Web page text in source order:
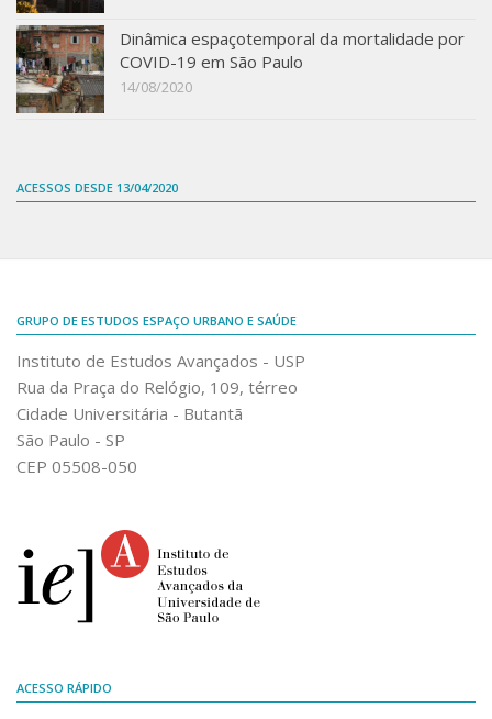
Dinâmica espaçotemporal da mortalidade por
COVID-19 em São Paulo
14/08/2020
ACESSOS DESDE 13/04/2020
GRUPO DE ESTUDOS ESPAÇO URBANO E SAÚDE
Instituto de Estudos Avançados - USP
Rua da Praça do Relógio, 109, térreo
Cidade Universitária - Butantã
São Paulo - SP
CEP 05508-050
ACESSO RÁPIDO